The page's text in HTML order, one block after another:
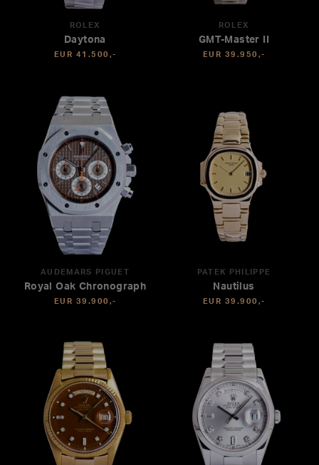
ROLEX
Daytona
EUR 41.500,-
ROLEX
GMT-Master II
EUR 39.950,-
AUDEMARS PIGUET
Royal Oak Chronograph
EUR 39.900,-
PATEK PHILIPPE
Nautilus
EUR 39.900,-